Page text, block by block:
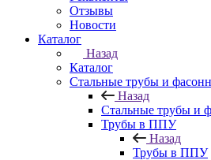
Отзывы
Новости
Каталог
Назад
Каталог
Стальные трубы и
Назад
Стальные трубы и
Трубы в ППУ
Назад
Трубы в ППУ